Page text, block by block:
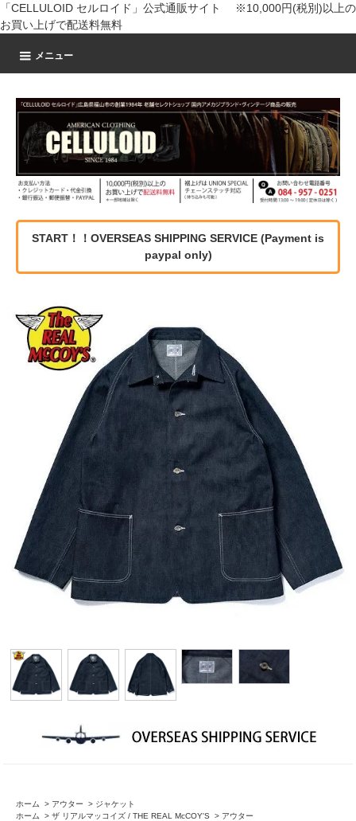
「CELLULOID セルロイド」公式通販サイト ※10,000円(税別)以上の
お買い上げで配送料無料
メニュー
START！！OVERSEAS SHIPPING SERVICE (Payment is
paypal only)
ホーム > アウター > ジャケット
ホーム
> ザ リアルマッコイズ / THE REAL McCOY'S > アウター